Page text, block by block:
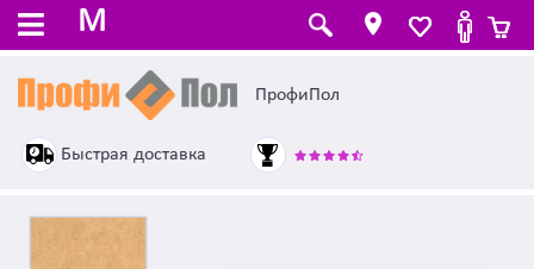
M
ПрофиПол
Быстрая доставка